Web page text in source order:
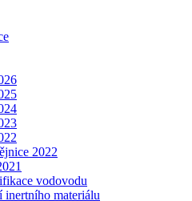
2022
vodovodu
inertního materiálu